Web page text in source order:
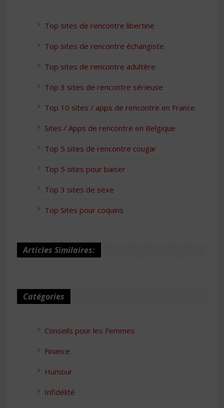
Top sites de rencontre libertine
Top sites de rencontre échangiste
Top sites de rencontre adultère
Top 3 sites de rencontre sérieuse
Top 10 sites / apps de rencontre en France
Sites / Apps de rencontre en Belgique
Top 5 sites de rencontre cougar
Top 5 sites pour baiser
Top 3 sites de sexe
Top Sites pour coquins
Articles Similaires:
Catégories
Conseils pour les Femmes
Finance
Humour
Infidélité